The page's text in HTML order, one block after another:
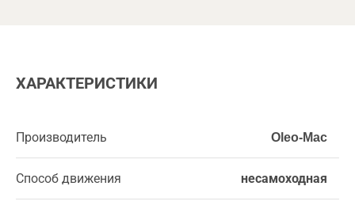
ХАРАКТЕРИСТИКИ
Производитель Oleo-Mac
Способ движения несамоходная